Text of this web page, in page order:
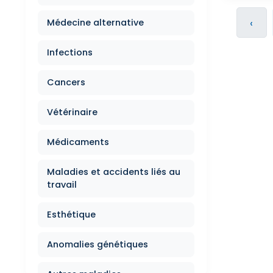
Médecine alternative
Infections
Cancers
Vétérinaire
Médicaments
Maladies et accidents liés au
travail
Esthétique
Anomalies génétiques
‹